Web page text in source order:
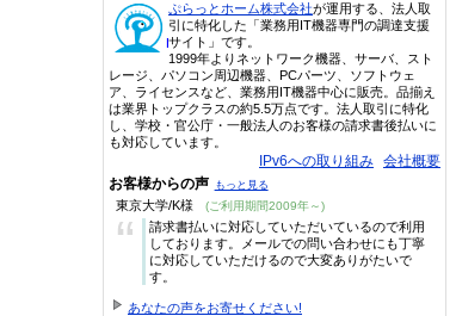
ぷらっとホーム株式会社が運用する、法人取
引に特化した「業務用IT機器専門の調達支援
サイト」です。
1999年よりネットワーク機器、サーバ、スト
レージ、パソコン周辺機器、PCパーツ、ソフトウェ
ア、ライセンスなど、業務用IT機器中心に販売。品揃え
は業界トップクラスの約5.5万点です。法人取引に特化
し、学校・官公庁・一般法人のお客様の請求書後払いに
も対応しています。
IPv6への取り組み 会社概要
お客様からの声 もっと見る
東京大学/K様 (ご利用期間2009年～)
“
請求書払いに対応していただいているので利用
しております。メールでの問い合わせにも丁寧
に対応していただけるので大変ありがたいで
す。
あなたの声をお寄せください!